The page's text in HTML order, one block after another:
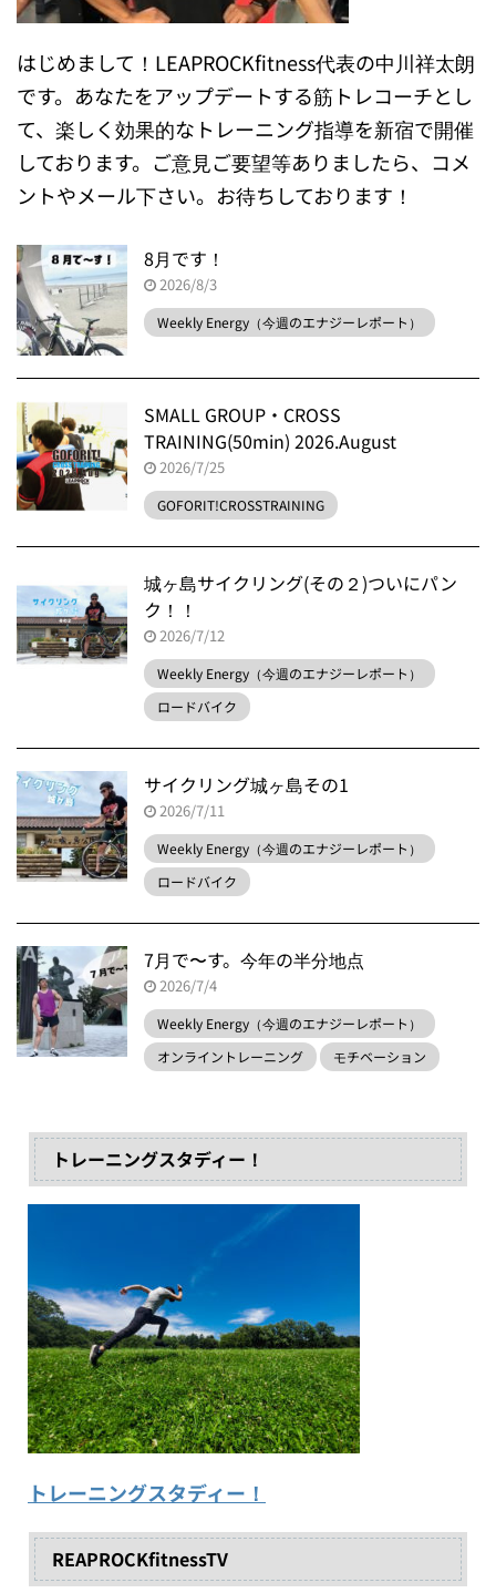
はじめまして！LEAPROCKfitness代表の中川祥太朗
です。あなたをアップデートする筋トレコーチとし
て、楽しく効果的なトレーニング指導を新宿で開催
しております。ご意見ご要望等ありましたら、コメ
ントやメール下さい。お待ちしております！
8月です！
2026/8/3
Weekly Energy（今週のエナジーレポート）
SMALL GROUP・CROSS
TRAINING(50min) 2026.August
2026/7/25
GOFORIT!CROSSTRAINING
城ヶ島サイクリング(その２)ついにパン
ク！！
2026/7/12
Weekly Energy（今週のエナジーレポート）
ロードバイク
サイクリング城ヶ島その1
2026/7/11
Weekly Energy（今週のエナジーレポート）
ロードバイク
7月で〜す。今年の半分地点
2026/7/4
Weekly Energy（今週のエナジーレポート）
オンライントレーニング
モチベーション
トレーニングスタディー！
トレーニングスタディー！
REAPROCKfitnessTV